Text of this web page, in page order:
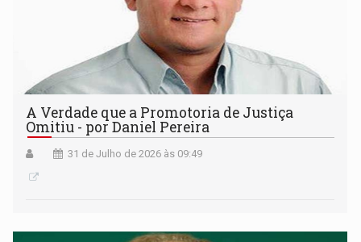
A Verdade que a Promotoria de Justiça
Omitiu - por Daniel Pereira
31 de Julho de 2026 às 09:49